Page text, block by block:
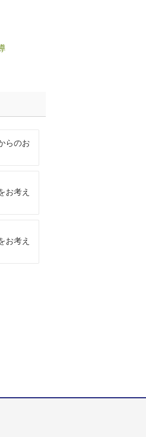
らのお
お考え
お考え